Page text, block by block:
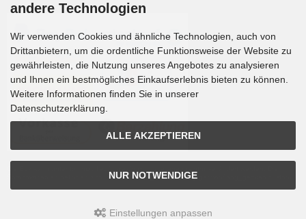
Sprachvariablen befinden sich in der Datei tpl_modified/lang/german/lang_german.custom.
andere Technologien
Wir verwenden Cookies und ähnliche Technologien, auch von
Drittanbietern, um die ordentliche Funktionsweise der Website zu
gewährleisten, die Nutzung unseres Angebotes zu analysieren
und Ihnen ein bestmögliches Einkaufserlebnis bieten zu können.
Weitere Informationen finden Sie in unserer
Datenschutzerklärung.
ALLE AKZEPTIEREN
NUR NOTWENDIGE
Einstellungen anpassen